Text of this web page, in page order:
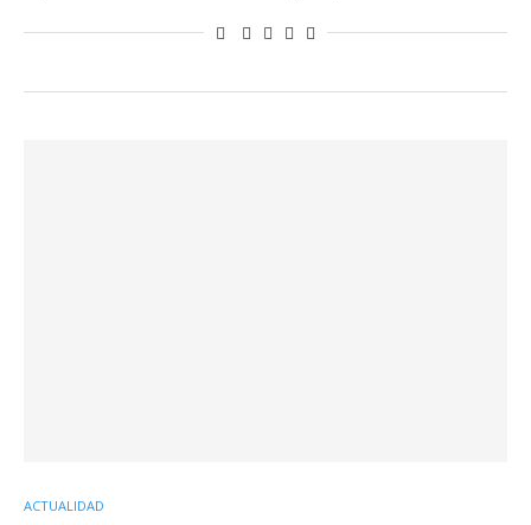
ACTUALIDAD